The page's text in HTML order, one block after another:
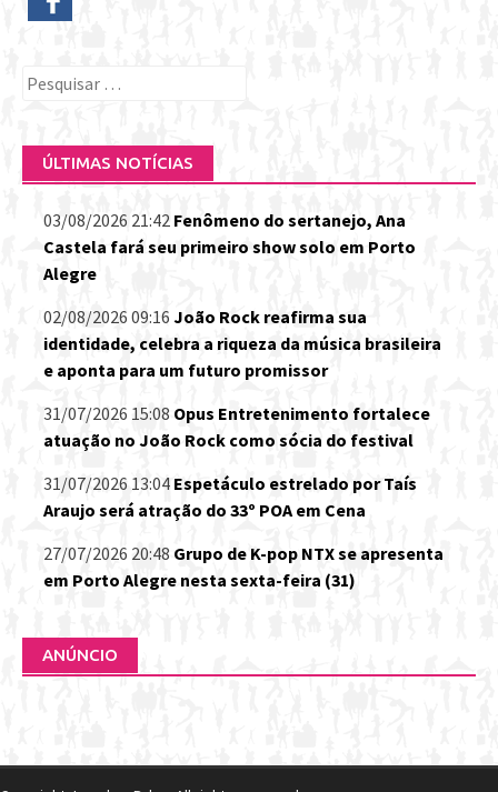
Pesquisar
ÚLTIMAS NOTÍCIAS
03/08/2026 21:42 Fenômeno do sertanejo, Ana
Castela fará seu primeiro show solo em Porto
Alegre
02/08/2026 09:16 João Rock reafirma sua
identidade, celebra a riqueza da música brasileira
e aponta para um futuro promissor
31/07/2026 15:08 Opus Entretenimento fortalece
atuação no João Rock como sócia do festival
31/07/2026 13:04 Espetáculo estrelado por Taís
Araujo será atração do 33º POA em Cena
27/07/2026 20:48 Grupo de K-pop NTX se apresenta
em Porto Alegre nesta sexta-feira (31)
ANÚNCIO